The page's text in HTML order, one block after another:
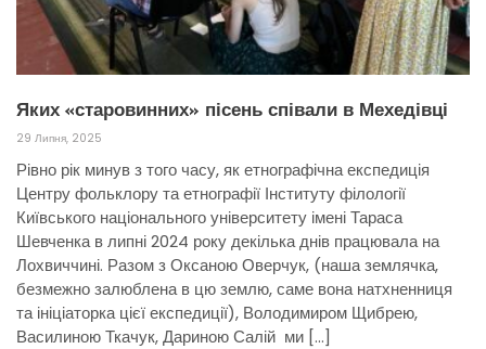
Яких «старовинних» пісень співали в Мехедівці
29 Липня, 2025
Рівно рік минув з того часу, як етнографічна експедиція
Центру фольклору та етнографії Інституту філології
Київського національного університету імені Тараса
Шевченка в липні 2024 року декілька днів працювала на
Лохвиччині. Разом з Оксаною Оверчук, (наша землячка,
безмежно залюблена в цю землю, саме вона натхненниця
та ініціаторка цієї експедиції), Володимиром Щибрею,
Василиною Ткачук, Дариною Салій ми […]